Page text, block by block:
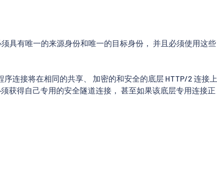
具有唯一的来源身份和唯一的目标身份， 并且必须使用这些
序连接将在相同的共享、 加密的和安全的底层 HTTP/2 连接上
获得自己专用的安全隧道连接， 甚至如果该底层专用连接正